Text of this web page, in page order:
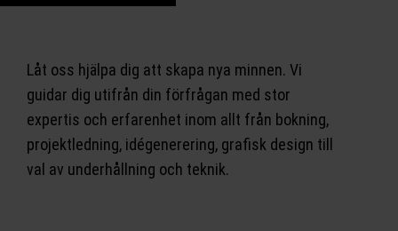
Låt oss hjälpa dig att skapa nya minnen. Vi
guidar dig utifrån din förfrågan med stor
expertis och erfarenhet inom allt från bokning,
projektledning, idégenerering, grafisk design till
val av underhållning och teknik.